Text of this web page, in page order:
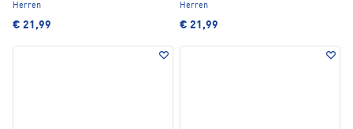
Herren
€ 21,99
Herren
€ 21,99